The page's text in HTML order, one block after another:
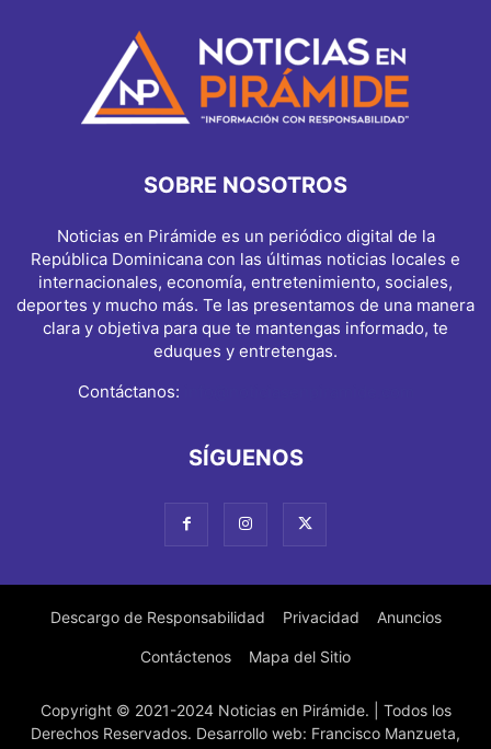
SOBRE NOSOTROS
Noticias en Pirámide es un periódico digital de la
República Dominicana con las últimas noticias locales e
internacionales, economía, entretenimiento, sociales,
deportes y mucho más. Te las presentamos de una manera
clara y objetiva para que te mantengas informado, te
eduques y entretengas.
Contáctanos:
SÍGUENOS
Descargo de Responsabilidad Privacidad Anuncios
Contáctenos Mapa del Sitio
Copyright © 2021-2024 Noticias en Pirámide. | Todos los
Derechos Reservados. Desarrollo web: Francisco Manzueta,